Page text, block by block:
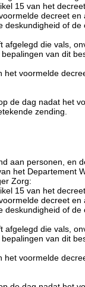
15 van het
decreet
deskundigheid of
die vals,
van dit
voormelde
de dag nadat het
zending.
aan personen, en
het Departement
Zorg:
15 van het
decreet
deskundigheid of
die vals,
van dit
het voormelde